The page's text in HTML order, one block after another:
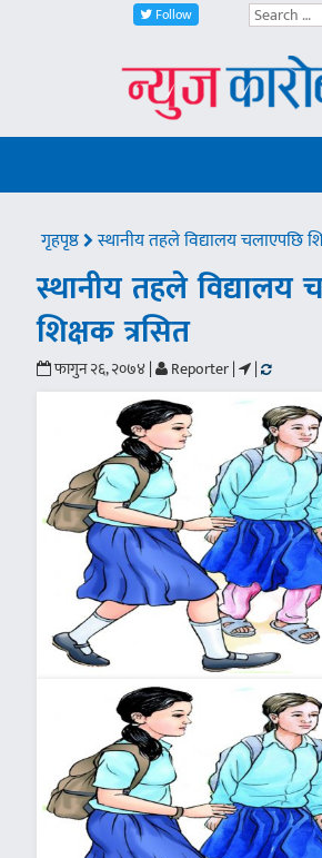
Follow
गृहपृष्ठ स्थानीय तहले विद्यालय चलाएपछि
स्थानीय तहले विद्यालय
शिक्षक त्रसित
फागुन २६, २०७४ | Reporter | |